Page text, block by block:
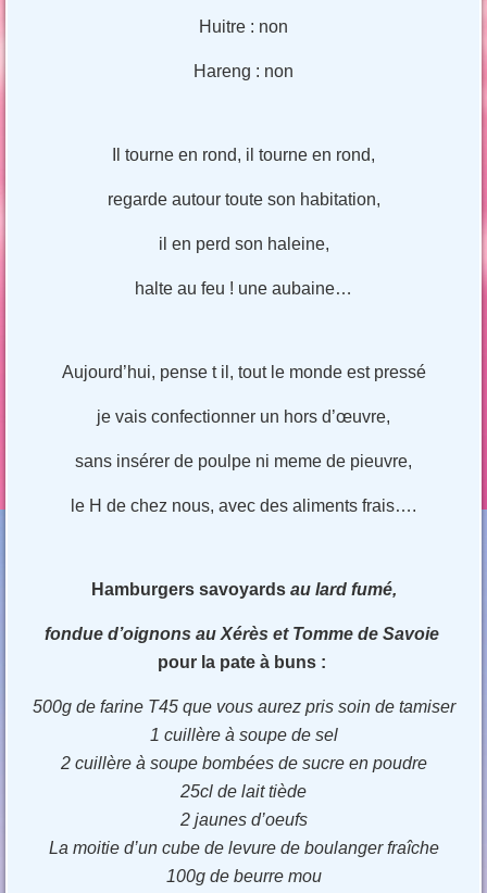
Huitre : non
Hareng : non
Il tourne en rond, il tourne en rond,
regarde autour toute son habitation,
il en perd son haleine,
halte au feu ! une aubaine…
Aujourd’hui, pense t il, tout le monde est pressé
je vais confectionner un hors d’œuvre,
sans insérer de poulpe ni meme de pieuvre,
le H de chez nous, avec des aliments frais….
Hamburgers savoyards au lard fumé,
fondue d’oignons au Xérès et Tomme de Savoie
pour la pate à buns :
500g de farine T45 que vous aurez pris soin de tamiser
1 cuillère à soupe de sel
2 cuillère à soupe bombées de sucre en poudre
25cl de lait tiède
2 jaunes d’oeufs
La moitie d’un cube de levure de boulanger fraîche
100g de beurre mou